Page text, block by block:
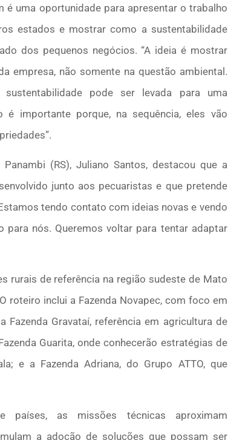
é uma oportunidade para apresentar o trabalho
estados e mostrar como a sustentabilidade
dos pequenos negócios. “A ideia é mostrar
empresa, não somente na questão ambiental.
pode ser levada para uma
é importante porque, na sequência, eles vão
(RS), Juliano Santos, destacou que a
junto aos pecuaristas e que pretende
tendo contato com ideias novas e vendo
nós. Queremos voltar para tentar adaptar
rurais de referência na região sudeste de Mato
roteiro inclui a Fazenda Novapec, com foco em
Fazenda Gravataí, referência em agricultura de
Guarita, onde conhecerão estratégias de
e a Fazenda Adriana, do Grupo ATTO, que
países, as missões técnicas aproximam
a adoção de soluções que possam ser